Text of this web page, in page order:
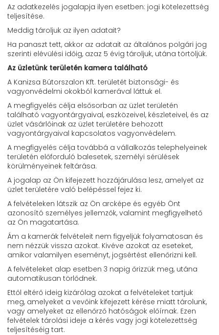
Az adatkezelés jogalapja ilyen esetben: jogi kötelezettség
teljesítése.
Meddig tároljuk az ilyen adatait?
Ha panaszt tett, akkor az adatait az általános polgári jog
szerinti elévülési időig, azaz 5 évig tároljuk, utána törtöljük.
Az üzletünk területén kamera található
A Kanizsa Bútorszalon Kft. területét biztonsági- és
vagyonvédelmi okokból kamerával láttuk el.
A megfigyelés célja elsősorban az üzlet területén
található vagyontárgyaival, eszközeivel, készleteivel, és az
üzlet vásárlóinak az üzlet területére behozott
vagyontárgyaival kapcsolatos vagyonvédelem.
A megfigyelés célja továbbá a vállalkozás telephelyeinek
területén előforduló balesetek, személyi sérülések
körülményeinek feltárása.
A jogalap az Ön kifejezett hozzájárulása lesz, amelyet az
üzlet területére való belépéssel fejez ki.
A felvételeken látszik az Ön arcképe és egyéb Önt
azonosító személyes jellemzők, valamint megfigyelhető
az Ön magatartása.
Ám a kamerák felvételeit nem figyeljük folyamatosan és
nem nézzük vissza azokat. Kivéve azokat az eseteket,
amikor valamilyen eseményt, jogsértést ellenőrizni kell.
A felvételeket alap esetben 3 napig őrizzük meg, utána
automatikusan törlődnek.
Ettől eltérő ideig kizárólag azokat a felvételeket tartjuk
meg, amelyeket a vevőink kifejezett kérése miatt tárolunk,
vagy amelyeket az ellenőrző hatóságok előírnak. Ezen
felvételek tárolási ideje a kérés vagy jogi kötelezettség
teljesítéséig tart.